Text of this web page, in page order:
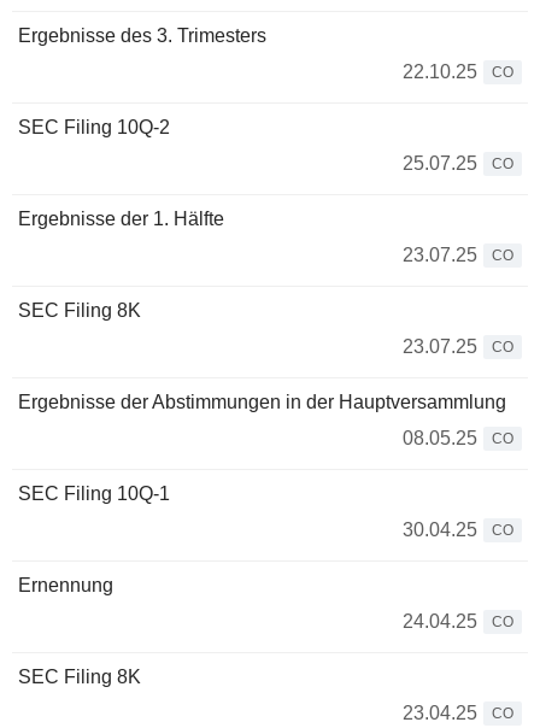
Ergebnisse des 3. Trimesters
22.10.25
CO
SEC Filing 10Q-2
25.07.25
CO
Ergebnisse der 1. Hälfte
23.07.25
CO
SEC Filing 8K
23.07.25
CO
Ergebnisse der Abstimmungen in der Hauptversammlung
08.05.25
CO
SEC Filing 10Q-1
30.04.25
CO
Ernennung
24.04.25
CO
SEC Filing 8K
23.04.25
CO